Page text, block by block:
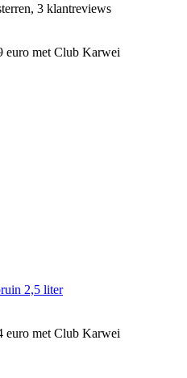
3 klantreviews
euro met Club Karwei
2,5 liter
euro met Club Karwei